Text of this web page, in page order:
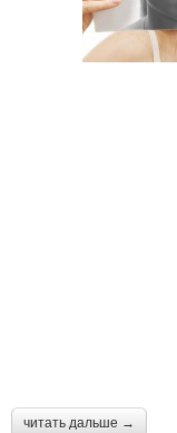
читать дальше →